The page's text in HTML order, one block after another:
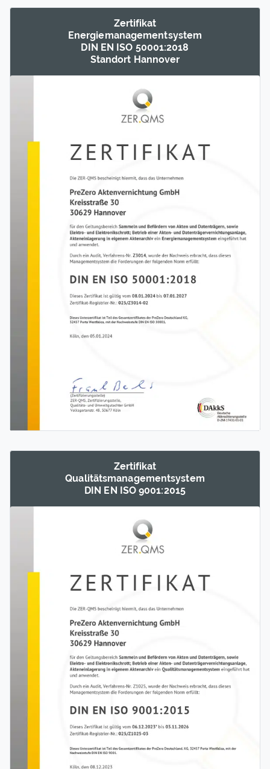
Zertifikat
Energie­management­system
DIN EN ISO 50001:2018
Standort Hannover
Zertifikat
Qualitäts­management­system
DIN EN ISO 9001:2015